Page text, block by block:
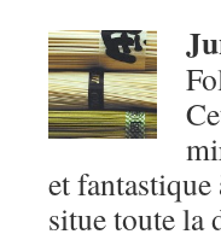
et
situe toute